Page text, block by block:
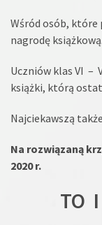
Wśród osób, które
nagrodę książkową.
Uczniów klas VI –
książki, którą
Najciekawszą
Na rozwiązaną
2020 r.
TO